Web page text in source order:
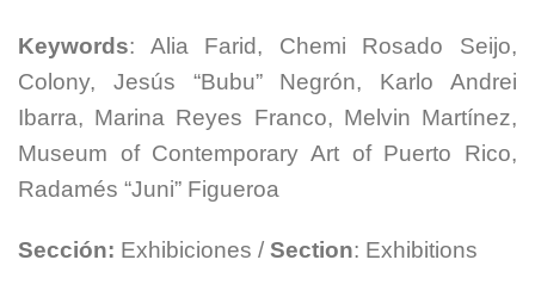
Keywords: Alia Farid, Chemi Rosado Seijo,
Colony, Jesús “Bubu” Negrón, Karlo Andrei
Ibarra, Marina Reyes Franco, Melvin Martínez,
Museum of Contemporary Art of Puerto Rico,
Radamés “Juni” Figueroa
Sección: Exhibiciones / Section: Exhibitions